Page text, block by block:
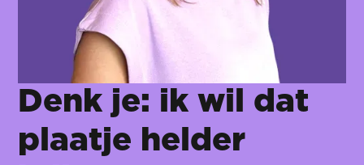
Denk je: ik wil dat
plaatje helder